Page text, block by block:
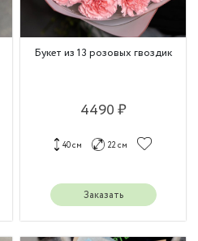
Букет из 13 розовых гвоздик
4490 ₽
40 см 22 см
Заказать